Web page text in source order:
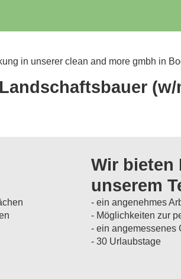
in unserer clean and more gmbh in
(w/
Wir bieten
unserem
- ein angenehmes
- Möglichkeiten zur
- ein angemessenes
- 30 Urlaubstage